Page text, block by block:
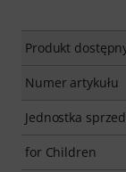
Produkt
Numer artykułu
Jednostka
for Children